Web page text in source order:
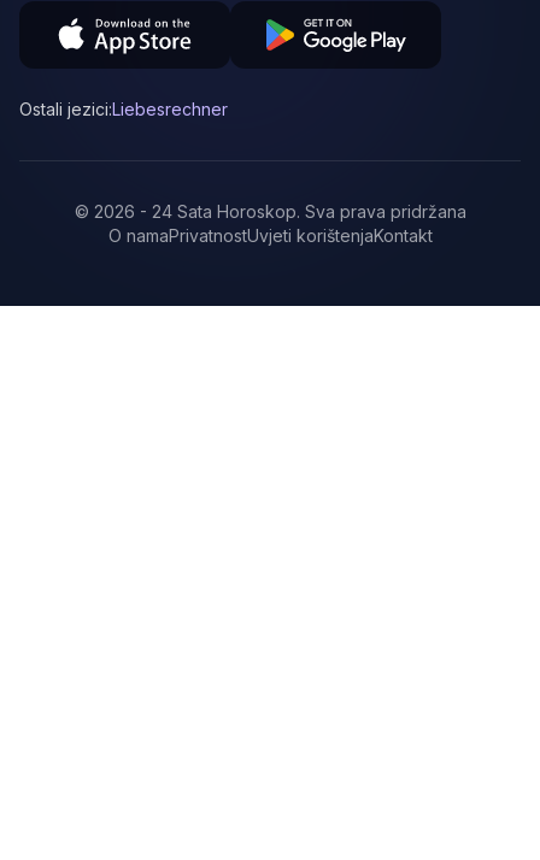
Ostali jezici:Liebesrechner
© 2026 - 24 Sata Horoskop. Sva prava pridržana
O namaPrivatnostUvjeti korištenjaKontakt